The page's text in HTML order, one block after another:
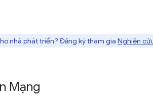
nhà phát triển? Đăng ký tham gia Nghiên
Mạng